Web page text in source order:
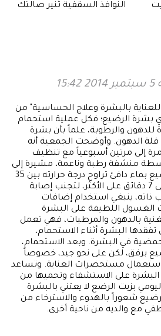
النوافذ السقفية تُنير صالتك
للعناية بالبشرة وعلاج الحساسية" من
بشرة الرضيع؛ فكل عملية استحمام
والرطوبة، علماً بأن بشرة
الدهون. وأوضحت الجمعية أنه
إلى مرتين أسبوعياً مع تنظيف
منشفة رطبة وناعمة، مشيرة إلى
أنه ينبغي أن يستحم الرضيع بماء دافئ تراوح درجة حرارته بين 35
و37 درجة مئوية لمدة 5 إلى 7 دقائق على الأكثر، لتجنب إصابة
ذاته، ينبغي استخدام إضافات
اللطيفة على البشرة
بالدهون والمرطبات، فهي تعمل
البشرة أثناء الاستحمام،
في البشرة. وبعد الاستحمام،
برفق، لكن على نحو جيد، خصوصاً
استعمال مستحضرات العناية. وتساعد
البشرة على الاستشفاء وتحميها من
بزيت الرضع لا يعتني بالبشرة
شعوراً بالهدوء والاسترخاء من
مع والديه من ناحية أخرى.